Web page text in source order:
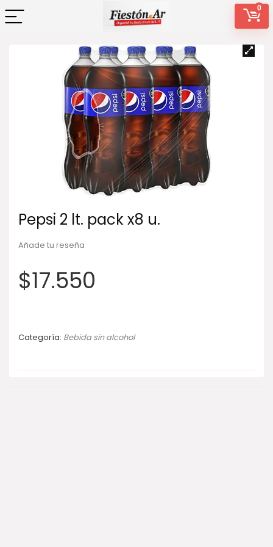
0
Pepsi 2 lt. pack x8 u.
Añade tu reseña
$17.550
Categoría: Bebida sin alcohol